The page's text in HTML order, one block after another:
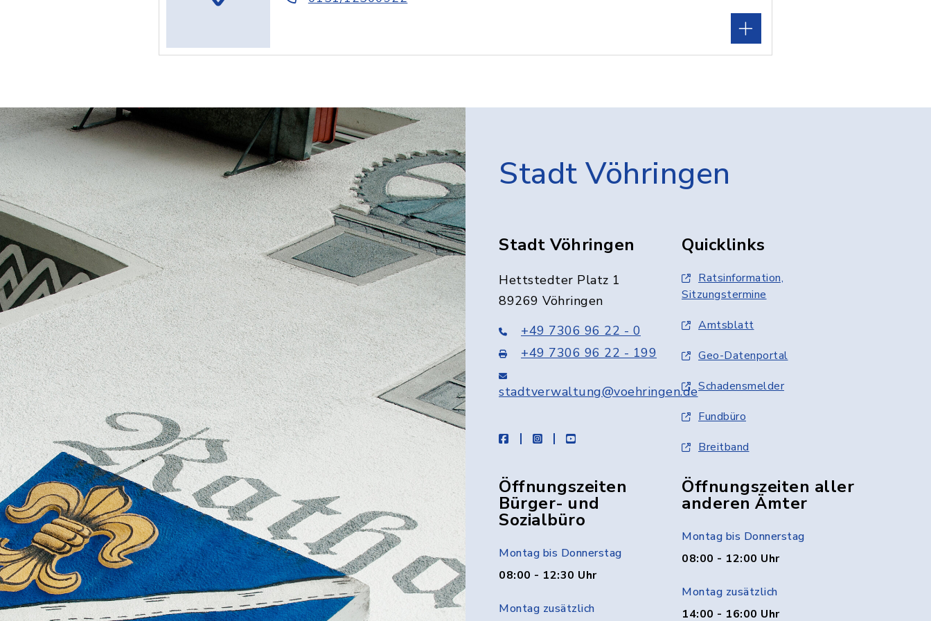
Stadt Vöhringen
Stadt Vöhringen
Hettstedter Platz 1
89269 Vöhringen
+49 7306 96 22 - 0
+49 7306 96 22 - 199
stadtverwaltung@voehringen.de
facebookinstagramyoutube
Quicklinks
Ratsinformation,
Sitzungstermine
Amtsblatt
Geo-Datenportal
Schadensmelder
Fundbüro
Breitband
Öffnungszeiten
Bürger- und
Sozialbüro
Montag bis Donnerstag
08:00 - 12:30 Uhr
Montag zusätzlich
Öffnungszeiten aller
anderen Ämter
Montag bis Donnerstag
08:00 - 12:00 Uhr
Montag zusätzlich
14:00 - 16:00 Uhr